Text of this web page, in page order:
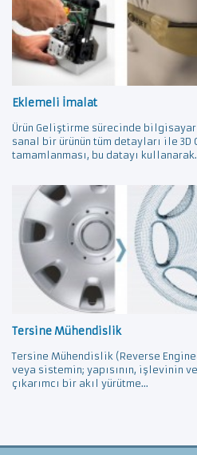
Eklemeli İmalat
Ürün Geliştirme sürecinde
sanal bir ürünün tüm detayları ile 3D
tamamlanması, bu datayı
Tersine Mühendislik
Tersine Mühendislik (Reverse
veya sistemin; yapısının, işlevinin
çıkarımcı bir akıl yürütme...